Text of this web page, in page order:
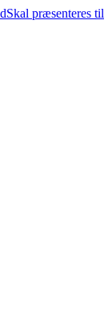
Skal præsenteres til